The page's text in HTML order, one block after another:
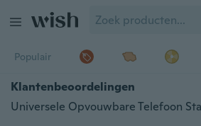
Populair
Klantenbeoordelingen